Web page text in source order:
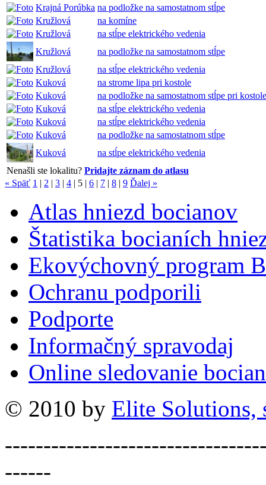
Krajná Porúbka na podložke na samostatnom stĺpe
Kružlová
na komíne
Kružlová
na stĺpe elektrického vedenia
Kružlová
na podložke na samostatnom stĺpe
Kružlová
na stĺpe elektrického vedenia
Kuková
na strome lipa pri kostole
Kuková
na podložke na samostatnom stĺpe pri kostole
Kuková
na stĺpe elektrického vedenia
Kuková
na stĺpe elektrického vedenia
Kuková
na podložke na samostatnom stĺpe
Kuková
na stĺpe elektrického vedenia
Nenašli ste lokalitu? Pridajte záznam do atlasu
« Späť 1 | 2 | 3 | 4 | 5 | 6 | 7 | 8 | 9 Ďalej »
Atlas hniezd bocianov
Štatistika bocianích
Ekovýchovný program
Ochranu podporili
Podporte
Informačný spravodaj
Online sledovanie
© 2010 by Elite Solutions,
------